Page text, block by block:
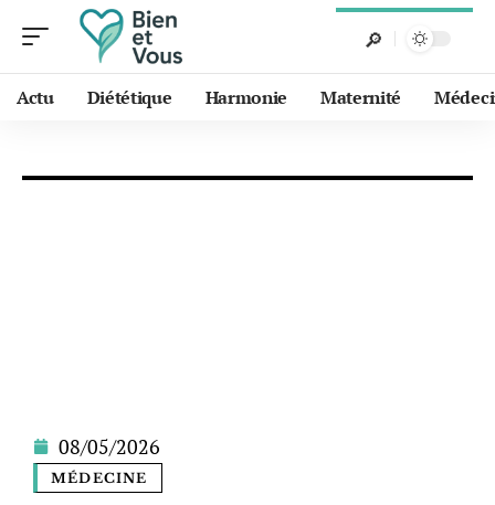
Actu Diététique Harmonie Maternité
08/05/2026
MÉDECINE